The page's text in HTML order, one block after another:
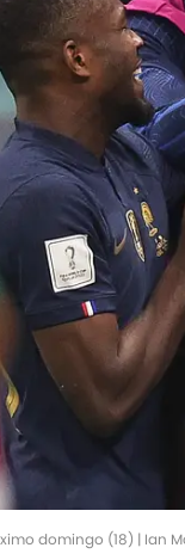
domingo (18) | Ian